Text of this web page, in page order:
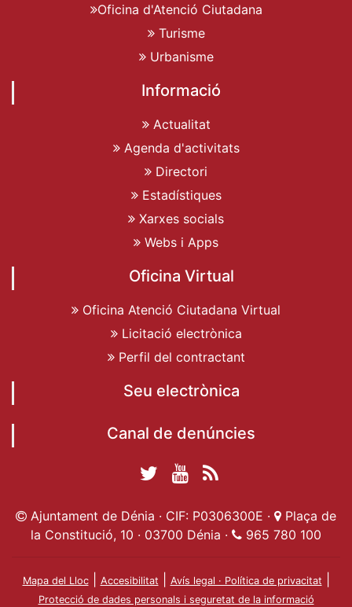
Oficina d'Atenció Ciutadana
Turisme
Urbanisme
Informació
Actualitat
Agenda d'activitats
Directori
Estadístiques
Xarxes socials
Webs i Apps
Oficina Virtual
Oficina Atenció Ciutadana Virtual
Licitació electrònica
Perfil del contractant
Seu electrònica
Canal de denúncies
de Dénia
Twitter Ajuntament
de Dénia
Ajuntament de
Dénia
Actualitat
Ajuntament
Ajuntament de Dénia · CIF: P0306300E ·
Plaça de
la Constitució, 10 · 03700 Dénia ·
965 780 100
Mapa del Lloc| Accesibilitat Avís legal · Política de privacitat
Protecció de dades personals i seguretat de la informació